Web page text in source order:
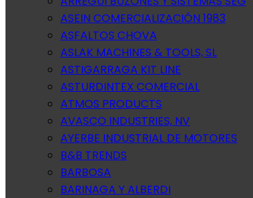
ASEIN COMERCIALIZACIÓN 1983
ASFALTOS CHOVA
ASLAK MACHINES & TOOLS, SL
ASTIGARRAGA KIT LINE
ASTURDINTEX COMERCIAL
ATMOS PRODUCTS
AVASCO INDUSTRIES, NV
AYERBE INDUSTRIAL DE MOTORES
B&B TRENDS
BARBOSA
BARINAGA Y ALBERDI